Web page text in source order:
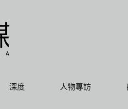
深度 人物專訪